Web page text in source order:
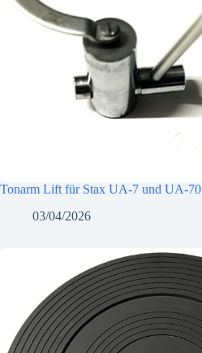
Tonarm Lift für Stax UA-7 und UA-70
03/04/2026